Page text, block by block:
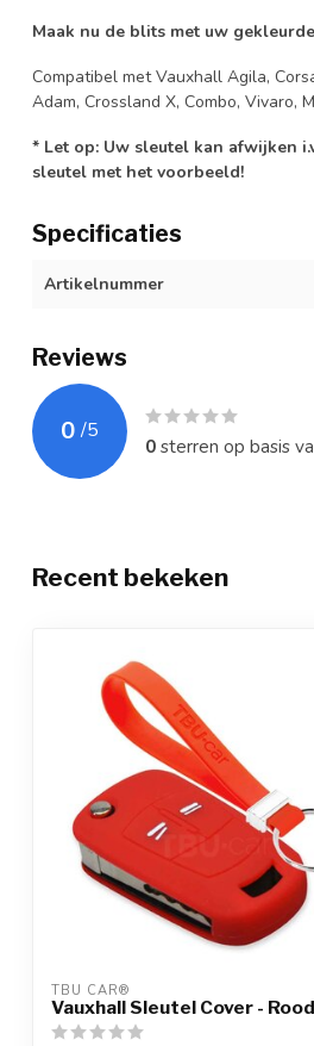
Maak nu de blits met uw
Compatibel met Vauxhall Agila,
Adam, Crossland X, Combo, Vivaro,
* Let op: Uw sleutel kan afwijken
sleutel met het voorbeeld!
Specificaties
Artikelnummer
Reviews
0 /5
0sterren op basis
Recent bekeken
TBU CAR®
Vauxhall Sleutel Cover - Rood